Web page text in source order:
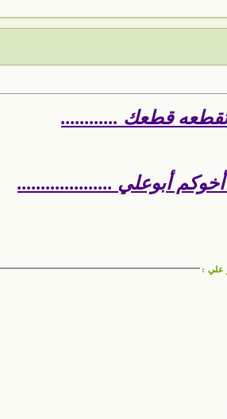
قطعك ............
/ أخوكم أبوعلي ....................
: